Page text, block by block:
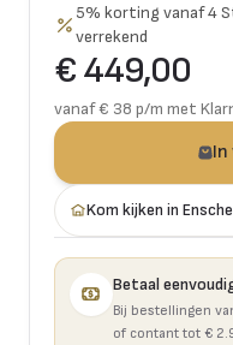
5% korting vanaf 4
verrekend
€ 449,00
vanaf € 38 p/m met
In
Kom kijken in
Betaal
Bij bestellingen
of contant tot €